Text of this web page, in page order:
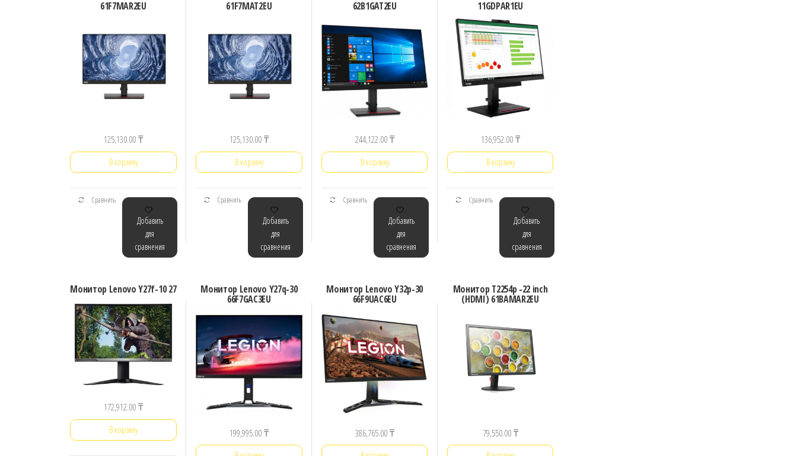
61F7MAR2EU
125,130.00₸
В корзину
Сравнить
Добавить
для
сравнения
61F7MAT2EU
125,130.00₸
В корзину
Сравнить
Добавить
для
сравнения
62B1GAT2EU
244,122.00₸
В корзину
Сравнить
Добавить
для
сравнения
11GDPAR1EU
136,952.00₸
В корзину
Сравнить
Добавить
для
сравнения
Монитор Lenovo Y27f-10 27
172,912.00₸
В корзину
Монитор Lenovo Y27q-30
66F7GAC3EU
199,995.00₸
Монитор Lenovo Y32p-30
66F9UAC6EU
386,765.00₸
Монитор T2254p -22 inch
(HDMI) 61BAMAR2EU
79,550.00₸